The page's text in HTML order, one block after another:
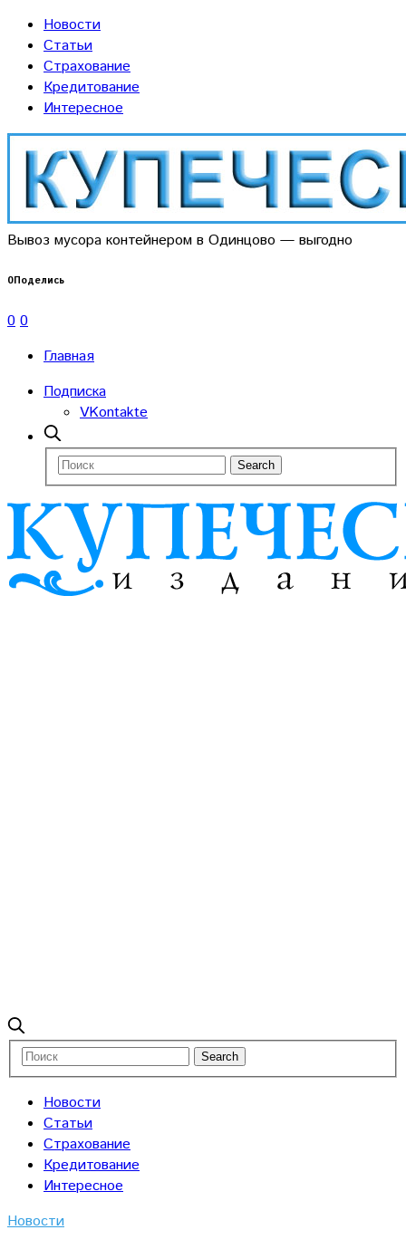
Новости
Статьи
Страхование
Кредитование
Интересное
Вывоз мусора контейнером в Одинцово — выгодно
0Поделись
0 0
Главная
Подписка
VKontakte
Новости
Статьи
Страхование
Кредитование
Интересное
Новости